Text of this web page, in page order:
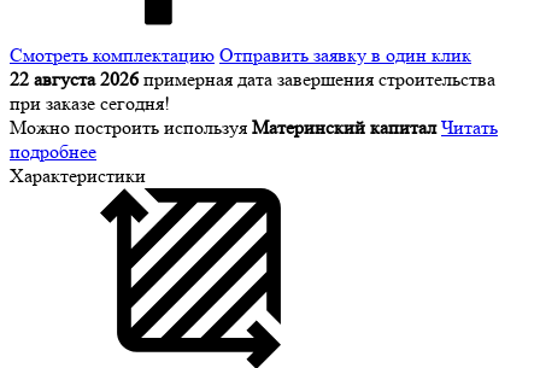
Смотреть комплектацию Отправить заявку в один клик
22 августа 2026 примерная дата завершения строительства
при заказе сегодня!
Можно построить используя Материнский капитал Читать
подробнее
Характеристики